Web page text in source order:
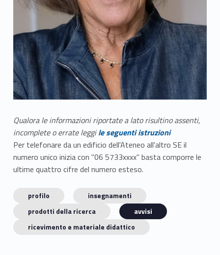
Qualora le informazioni riportate a lato risultino assenti,
incomplete o errate leggile seguenti istruzioni
Per telefonare da un edificio dell'Ateneo all'altro SE il
numero unico inizia con "06 5733xxxx" basta comporre le
ultime quattro cifre del numero esteso.
profilo
insegnamenti
prodotti della ricerca
avvisi
ricevimento e materiale didattico